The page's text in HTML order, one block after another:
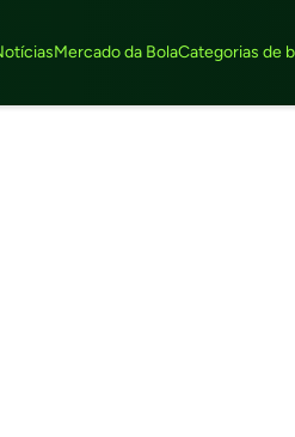
Mercado da BolaCategorias de